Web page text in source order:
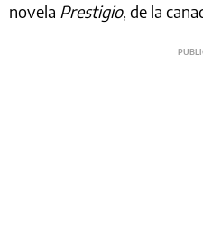
novela Prestigio, de la